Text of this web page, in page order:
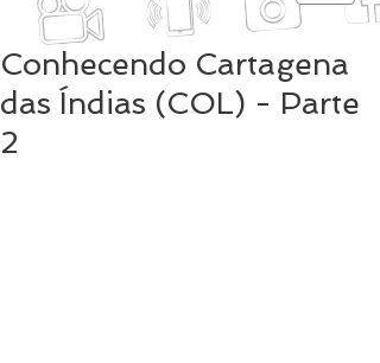
Conhecendo Cartagena
das Índias (COL) - Parte
2